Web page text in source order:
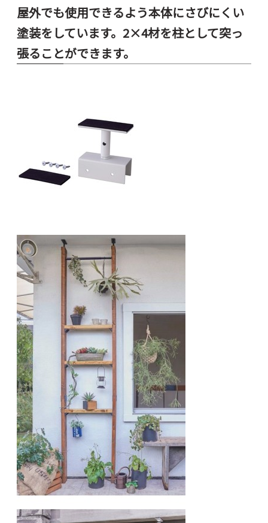
屋外でも使用できるよう本体にさびにくい
塗装をしています。2×4材を柱として突っ
張ることができます。